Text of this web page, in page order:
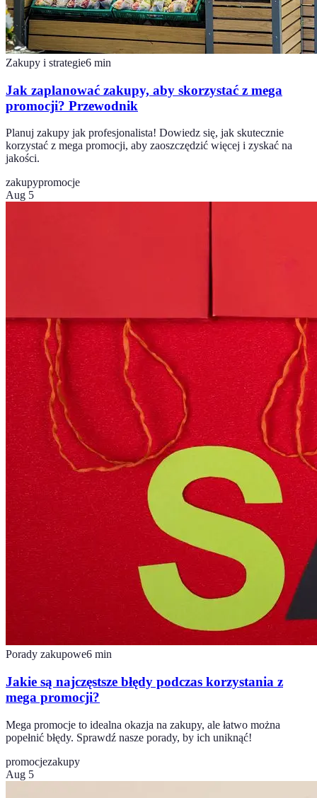
Zakupy i strategie6 min
Jak zaplanować zakupy, aby skorzystać z mega
promocji? Przewodnik
Planuj zakupy jak profesjonalista! Dowiedz się, jak skutecznie
korzystać z mega promocji, aby zaoszczędzić więcej i zyskać na
jakości.
zakupypromocje
Aug 5
Porady zakupowe6 min
Jakie są najczęstsze błędy podczas korzystania z
mega promocji?
Mega promocje to idealna okazja na zakupy, ale łatwo można
popełnić błędy. Sprawdź nasze porady, by ich uniknąć!
promocjezakupy
Aug 5